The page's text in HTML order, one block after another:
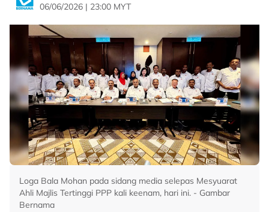
06/06/2026 | 23:00 MYT
Loga Bala Mohan pada sidang media selepas Mesyuarat
Ahli Majlis Tertinggi PPP kali keenam, hari ini. - Gambar
Bernama